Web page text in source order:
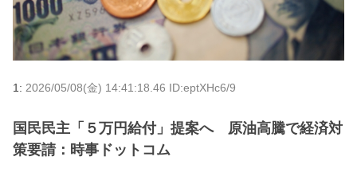
1: 2026/05/08(金) 14:41:18.46 ID:eptXHc6/9
国民民主「５万円給付」提案へ 原油高騰で経済対
策要請：時事ドットコム